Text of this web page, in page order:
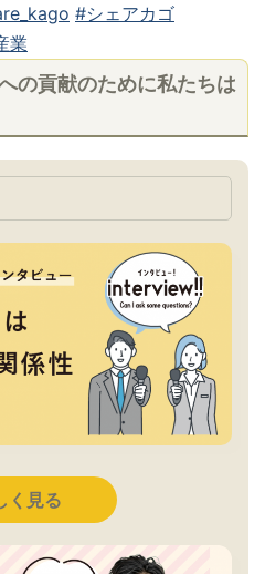
#シェアカゴ
業
の貢献のために私たちは
く見る